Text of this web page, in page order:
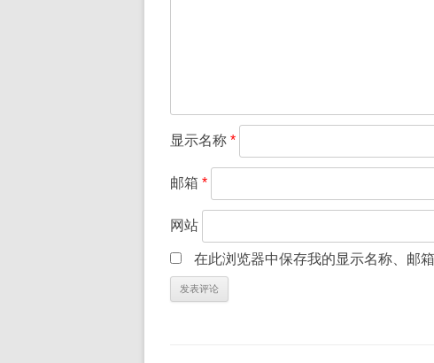
显示名称 *
邮箱 *
网站
在此浏览器中保存我的显示名称、邮